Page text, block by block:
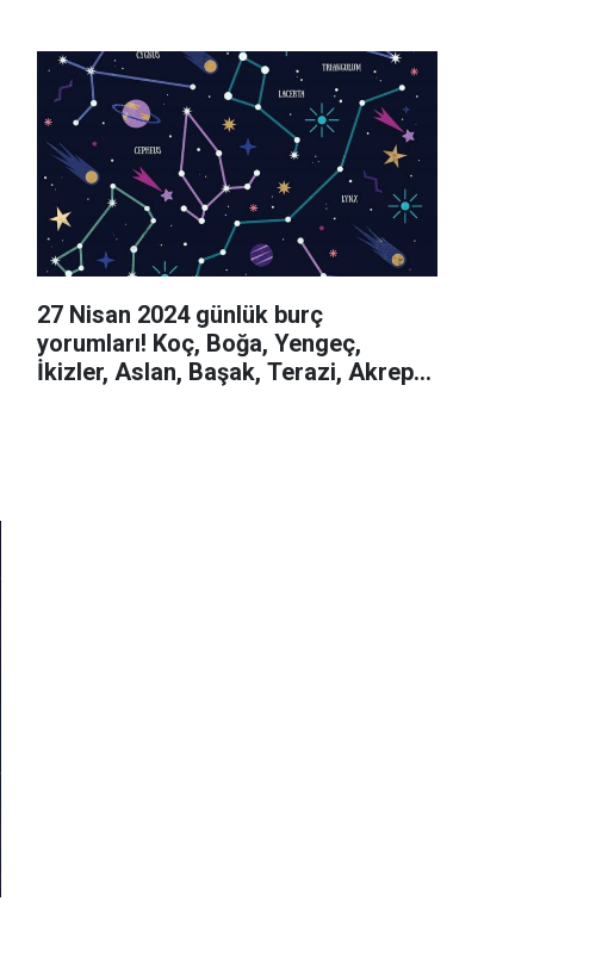
27 Nisan 2024 günlük burç
yorumları! Koç, Boğa, Yengeç,
İkizler, Aslan, Başak, Terazi, Akrep,